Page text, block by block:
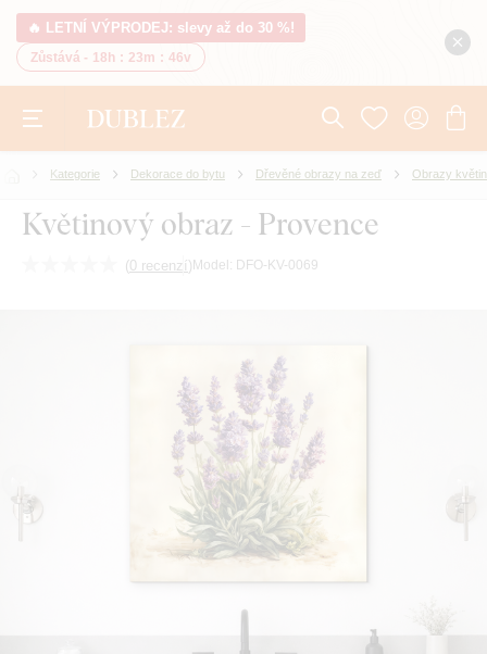
🔥 LETNÍ VÝPRODEJ: slevy až do 30 %!
Zůstává - 18h : 23m : 46v
Kategorie Dekorace do bytu Dřevěné obrazy na zeď Obrazy květin
Květinový obraz - Provence
(0 recenzí) Model: DFO-KV-0069